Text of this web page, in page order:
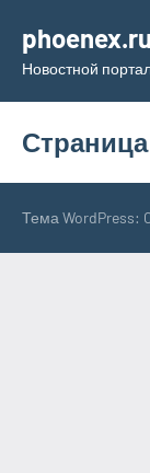
содержимому
phoenex.ru
Новостной
Страница
Тема WordPress: